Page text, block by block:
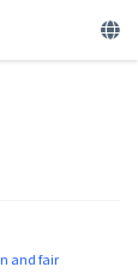
and fair